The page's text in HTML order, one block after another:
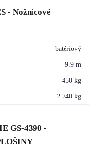
- Nožnicové
batériový
9.9 m
450 kg
2 740 kg
GS-4390 -